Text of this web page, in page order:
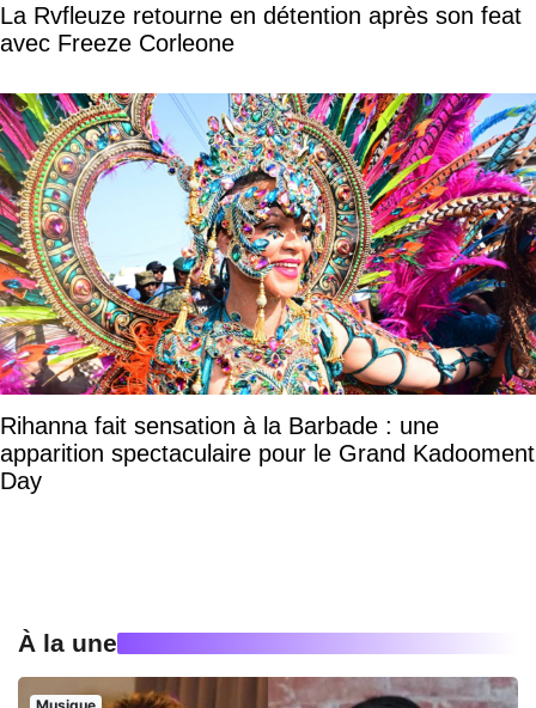
La Rvfleuze retourne en détention après son feat
avec Freeze Corleone
Rihanna fait sensation à la Barbade : une
apparition spectaculaire pour le Grand Kadooment
Day
À la une